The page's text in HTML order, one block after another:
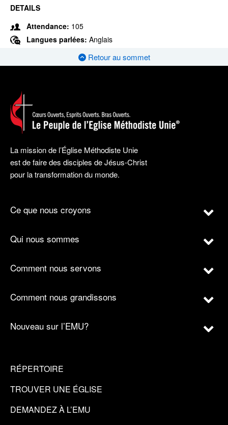
DETAILS
Attendance: 105
Langues parlées: Anglais
Retour au sommet
La mission de l’Église Méthodiste Unie
est de faire des disciples de Jésus-Christ
pour la transformation du monde.
Ce que nous croyons
Qui nous sommes
Comment nous servons
Comment nous grandissons
Nouveau sur l’EMU?
RÉPERTOIRE
TROUVER UNE ÉGLISE
DEMANDEZ À L’EMU